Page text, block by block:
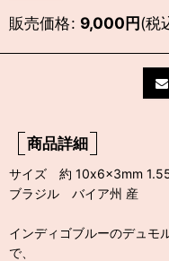
販売価格: 9,000円(税
商品詳細
サイズ 約 10x6x3mm
ブラジル バイア州 産
インディゴブルーのデュモ
で、